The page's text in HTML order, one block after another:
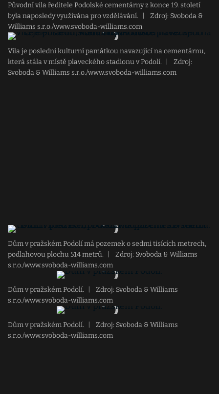
Původní vila ředitele Podolské cementárny z konce 19. století
byla naposledy využívána pro vzdělávání.
Zdroj: Svoboda &
Williams s.r.o./www.svoboda-williams.com
Vila je poslední kulturní památkou navazující na cementárnu,
která stála v místě plaveckého stadionu v Podolí.
Zdroj:
Svoboda & Williams s.r.o./www.svoboda-williams.com
Dům v pražském Podolí má pozemek o sedmi tisících metrech,
podlahovou plochu 514 metrů.
Zdroj: Svoboda & Williams
s.r.o./www.svoboda-williams.com
Dům v pražském Podolí.
Zdroj: Svoboda & Williams
s.r.o./www.svoboda-williams.com
Dům v pražském Podolí.
Zdroj: Svoboda & Williams
s.r.o./www.svoboda-williams.com